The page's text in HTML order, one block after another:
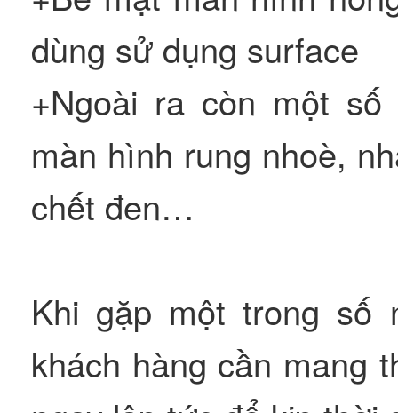
dùng sử dụng surface
+Ngoài ra còn một
màn hình rung nhoè,
chết đen…
Khi gặp một trong số
khách hàng cần mang